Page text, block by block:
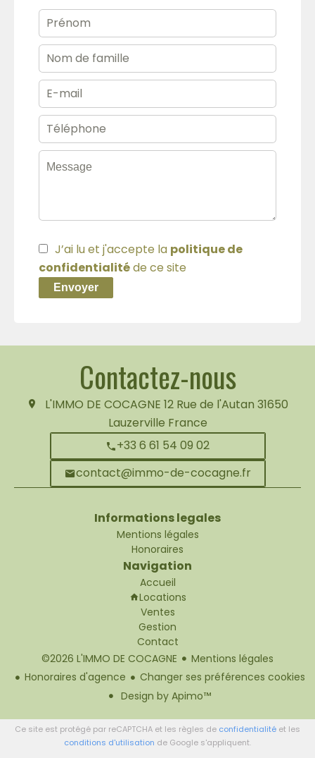
J’ai lu et j'accepte la politique de
confidentialitéde ce site
Envoyer
Contactez-nous
L'IMMO DE COCAGNE 12 Rue de l'Autan 31650
Lauzerville France
+33 6 61 54 09 02
contact@immo-de-cocagne.fr
Informations legales
Mentions légales
Honoraires
Navigation
Accueil
Locations
Ventes
Gestion
Contact
©2026 L'IMMO DE COCAGNE
Mentions légales
Honoraires d'agence
Changer ses préférences cookies
Design by Apimo™
Ce site est protégé par reCAPTCHA et les règles de confidentialité et les
conditions d'utilisation de Google s'appliquent.